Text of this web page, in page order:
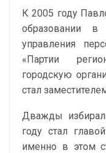
К 2005 году
образовании в
управления
«Партии
городскую
стал
Дважды
году стал
именно в этом